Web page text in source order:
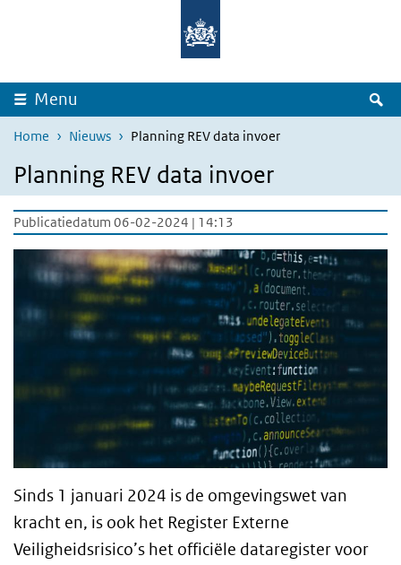
Overslaan en naar de inhoud gaan
Menu
Home Nieuws Planning REV data invoer
Planning REV data invoer
Publicatiedatum 06-02-2024 | 14:13
Sinds 1 januari 2024 is de omgevingswet van
kracht en, is ook het Register Externe
Veiligheidsrisico’s het officiële dataregister voor